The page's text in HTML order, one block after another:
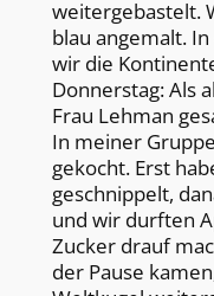
weitergebastelt.
blau angemalt.
wir die
Donnerstag: Als
Frau Lehman
In meiner
gekocht. Erst
geschnippelt,
und wir durften
Zucker drauf
der Pause